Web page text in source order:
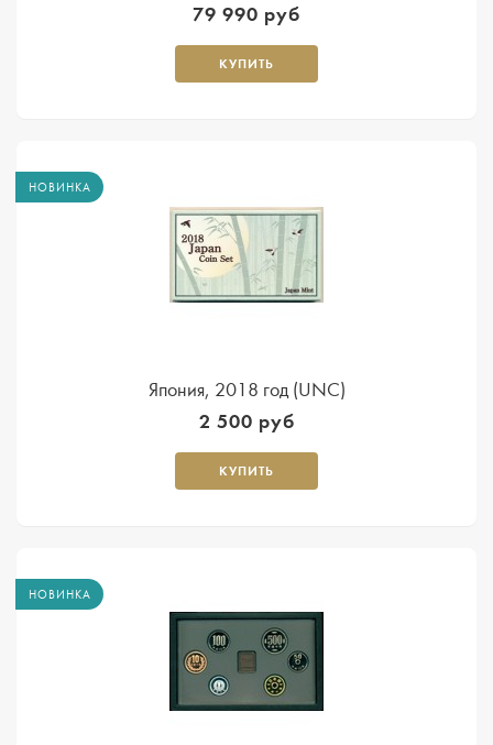
79 990 руб
КУПИТЬ
НОВИНКА
Япония, 2018 год (UNC)
2 500 руб
КУПИТЬ
НОВИНКА